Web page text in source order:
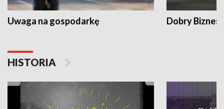
Uwaga na gospodarkę Dobry Biznes
HISTORIA